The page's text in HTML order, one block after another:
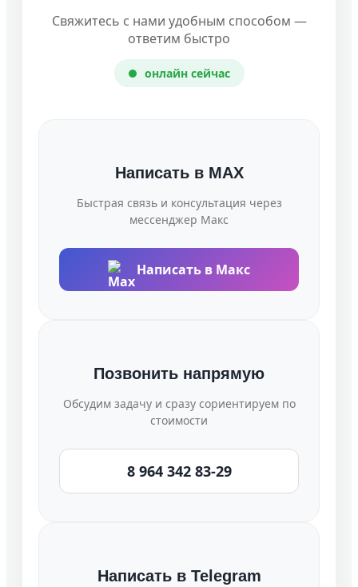
Свяжитесь с нами удобным способом —
ответим быстро
онлайн сейчас
Написать в MAX
Быстрая связь и консультация через
мессенджер Макс
Написать в Макс
Позвонить напрямую
Обсудим задачу и сразу сориентируем по
стоимости
8 964 342 83-29
Написать в Telegram